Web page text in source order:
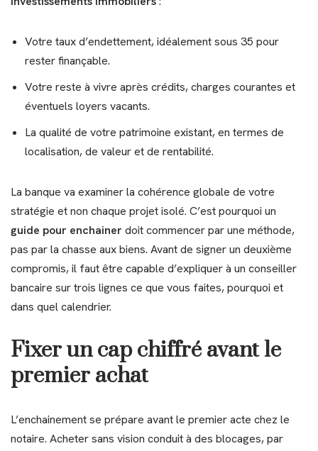
Votre taux d’endettement, idéalement sous 35 pour
rester finançable.
Votre reste à vivre après crédits, charges courantes et
éventuels loyers vacants.
La qualité de votre patrimoine existant, en termes de
localisation, de valeur et de rentabilité.
La banque va examiner la cohérence globale de votre
stratégie et non chaque projet isolé. C’est pourquoi un
guide pour enchainerdoit commencer par une méthode,
pas par la chasse aux biens. Avant de signer un deuxième
compromis, il faut être capable d’expliquer à un conseiller
bancaire sur trois lignes ce que vous faites, pourquoi et
dans quel calendrier.
Fixer un cap chiffré avant le
premier achat
L’enchainement se prépare avant le premier acte chez le
notaire. Acheter sans vision conduit à des blocages, par